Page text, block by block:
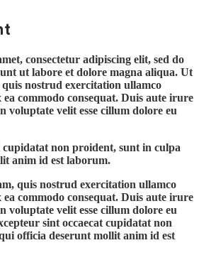
consectetur adipiscing elit, sed do
ut labore et dolore magna aliqua. Ut
nostrud exercitation ullamco
commodo consequat. Duis aute irure
voluptate velit esse cillum dolore eu
cupidatat non proident, sunt in culpa
anim id est laborum.
quis nostrud exercitation ullamco
commodo consequat. Duis aute irure
voluptate velit esse cillum dolore eu
sint occaecat cupidatat non
officia deserunt mollit anim id est